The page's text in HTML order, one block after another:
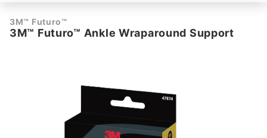
3M™ Futuro™
3M™ Futuro™ Ankle Wraparound Support